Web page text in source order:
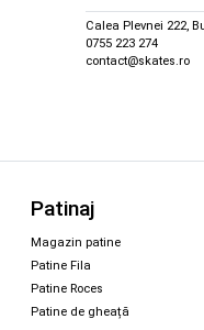
Calea Plevnei 222,
0755 223 274
contact@skates.ro
Patinaj
Magazin patine
Patine Fila
Patine Roces
Patine de gheață